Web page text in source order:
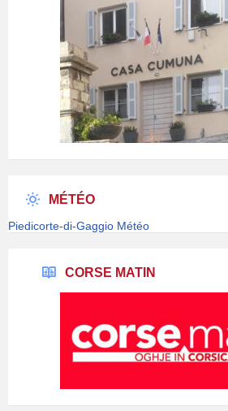
MÉTÉO
Piedicorte-di-Gaggio Météo
CORSE MATIN